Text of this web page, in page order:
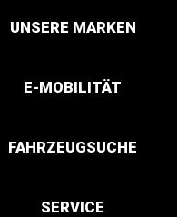
UNSERE MARKEN
E-MOBILITÄT
FAHRZEUGSUCHE
SERVICE